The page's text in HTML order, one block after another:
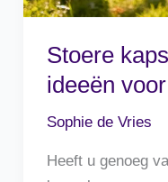
Stoere
ideeën
Sophie de Vries
Heeft u genoeg